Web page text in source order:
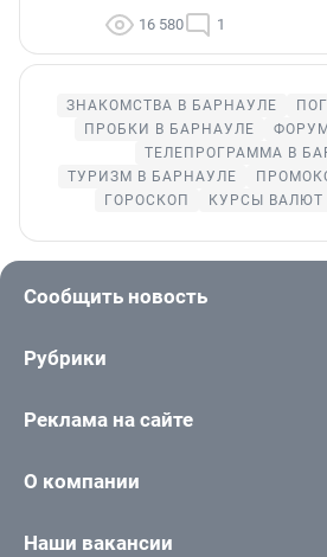
16 580 1
ЗНАКОМСТВА В БАРНАУЛЕ
ПРОБКИ В БАРНАУЛЕ
ТЕЛЕПРОГРАММА В
ТУРИЗМ В БАРНАУЛЕ
ГОРОСКОП
КУРСЫ ВАЛЮТ
Сообщить новость
Рубрики
Реклама на сайте
О компании
Наши вакансии